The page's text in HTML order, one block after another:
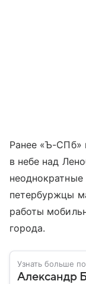
Ранее «Ъ-СПб»
в небе над
неоднократные
петербуржцы
работы
города.
Узнать больше
Александр